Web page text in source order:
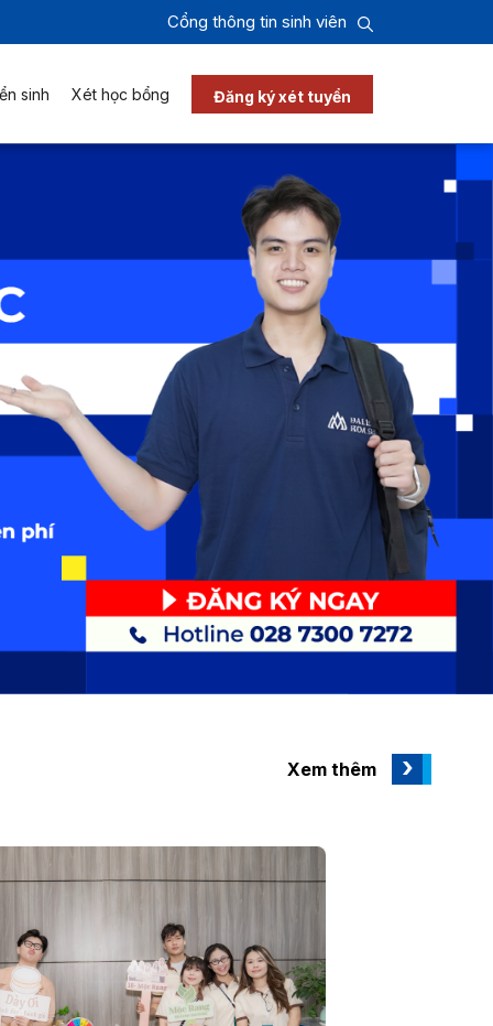
Cổng thông tin sinh viên
sinh Xét học bổng Đăng ký xét tuyển
Xem thêm